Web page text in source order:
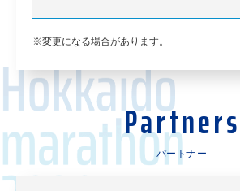
変更になる場合があります。
Partners
パートナー